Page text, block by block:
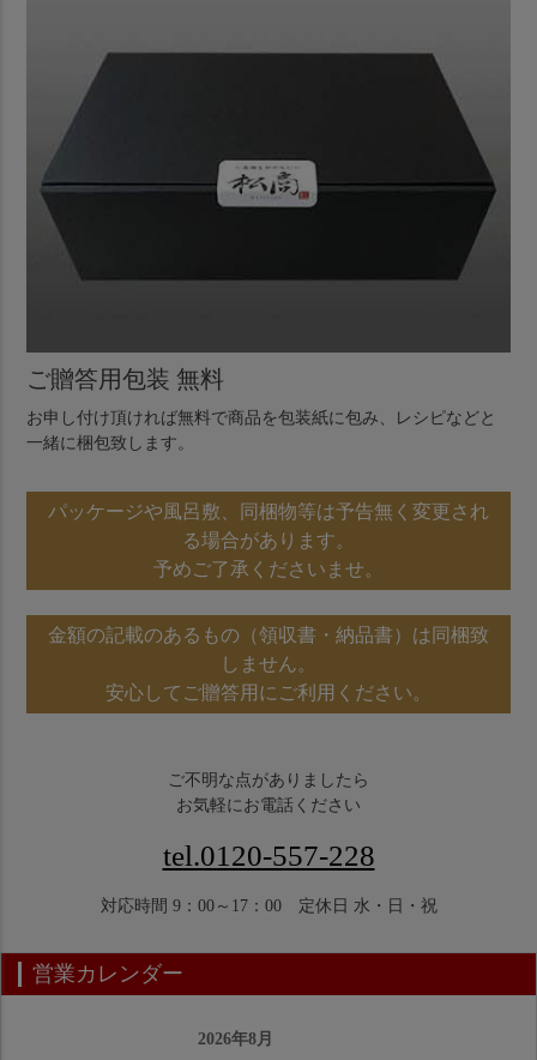
ご贈答用包装 無料
お申し付け頂ければ無料で商品を包装紙に包み、レシピなどと
一緒に梱包致します。
パッケージや風呂敷、同梱物等は予告無く変更され
る場合があります。
予めご了承くださいませ。
金額の記載のあるもの（領収書・納品書）は同梱致
しません。
安心してご贈答用にご利用ください。
ご不明な点がありましたら
お気軽にお電話ください
tel.0120-557-228
対応時間 9：00～17：00 定休日 水・日・祝
営業カレンダー
2026年8月